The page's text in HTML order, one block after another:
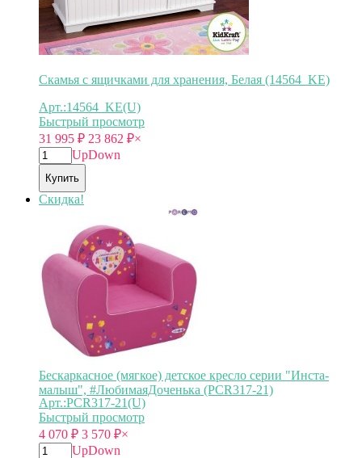
Скамья с ящичками для хранения, Белая (14564_KE)
Арт.:14564_KE(U)
Быстрый просмотр
31 995 ₽ 23 862 ₽×
UpDown
Купить
Скидка!
Бескаркасное (мягкое) детское кресло серии "Инста-
малыш", #ЛюбимаяДоченька (PCR317-21)
Арт.:PCR317-21(U)
Быстрый просмотр
4 070 ₽ 3 570 ₽×
UpDown